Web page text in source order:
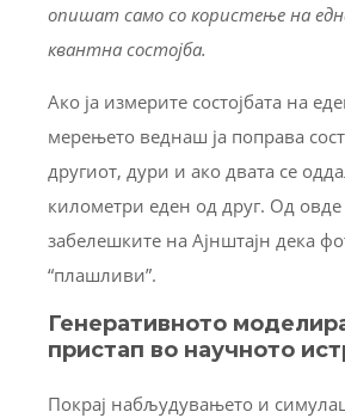
опишат само со користење на
квантна состојба.
Ако ја измерите состојбата на
мерењето веднаш ја поправа
другиот, дури и ако двата се
километри еден од друг. Од овде
забелешките на Ајнштајн дека
“плашливи”.
Генеративното
пристап во научното
Покрај набљудувањето и